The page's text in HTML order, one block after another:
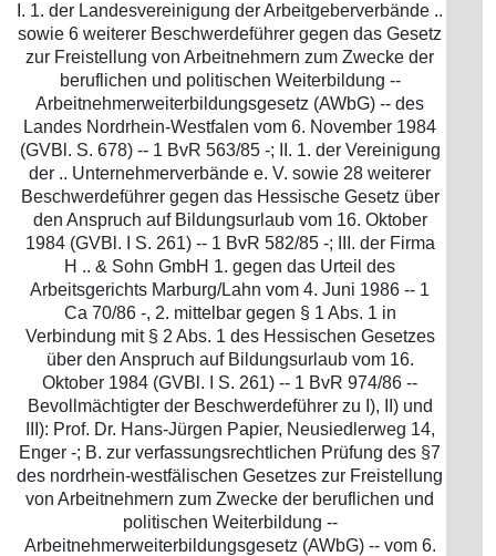
I. 1. der Landesvereinigung der Arbeitgeberverbände ..
sowie 6 weiterer Beschwerdeführer gegen das Gesetz
zur Freistellung von Arbeitnehmern zum Zwecke der
beruflichen und politischen Weiterbildung --
Arbeitnehmerweiterbildungsgesetz (AWbG) -- des
Landes Nordrhein-Westfalen vom 6. November 1984
(GVBl. S. 678) -- 1 BvR 563/85 -; II. 1. der Vereinigung
der .. Unternehmerverbände e. V. sowie 28 weiterer
Beschwerdeführer gegen das Hessische Gesetz über
den Anspruch auf Bildungsurlaub vom 16. Oktober
1984 (GVBl. I S. 261) -- 1 BvR 582/85 -; III. der Firma
H .. & Sohn GmbH 1. gegen das Urteil des
Arbeitsgerichts Marburg/Lahn vom 4. Juni 1986 -- 1
Ca 70/86 -, 2. mittelbar gegen § 1 Abs. 1 in
Verbindung mit § 2 Abs. 1 des Hessischen Gesetzes
über den Anspruch auf Bildungsurlaub vom 16.
Oktober 1984 (GVBl. I S. 261) -- 1 BvR 974/86 --
Bevollmächtigter der Beschwerdeführer zu I), II) und
III): Prof. Dr. Hans-Jürgen Papier, Neusiedlerweg 14,
Enger -; B. zur verfassungsrechtlichen Prüfung des §7
des nordrhein-westfälischen Gesetzes zur Freistellung
von Arbeitnehmern zum Zwecke der beruflichen und
politischen Weiterbildung --
Arbeitnehmerweiterbildungsgesetz (AWbG) -- vom 6.